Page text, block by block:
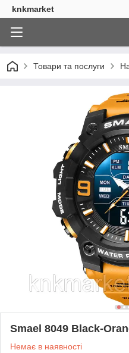
knkmarket
Товари та послуги
Smael 8049 Black-
Немає в наявності